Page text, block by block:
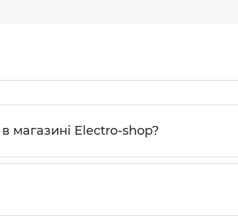
магазині Electro-shop?